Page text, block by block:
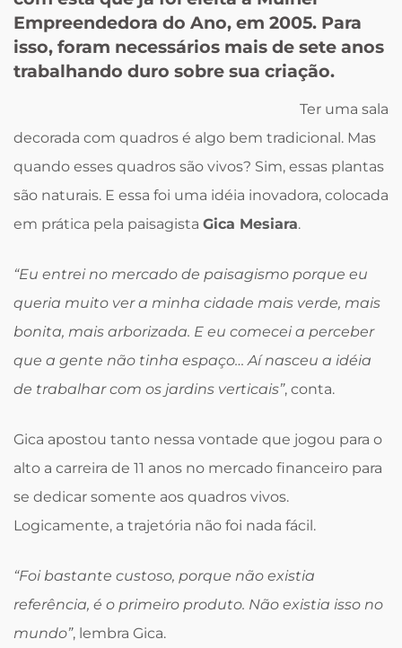
Empreendedora do Ano, em 2005. Para
isso, foram necessários mais de sete anos
trabalhando duro sobre sua criação.
Ter uma sala
decorada com quadros é algo bem tradicional. Mas
quando esses quadros são vivos? Sim, essas plantas
são naturais. E essa foi uma idéia inovadora, colocada
em prática pela paisagista Gica Mesiara.
“Eu entrei no mercado de paisagismo porque eu
queria muito ver a minha cidade mais verde, mais
bonita, mais arborizada. E eu comecei a perceber
que a gente não tinha espaço… Aí nasceu a idéia
de trabalhar com os jardins verticais”, conta.
Gica apostou tanto nessa vontade que jogou para o
alto a carreira de 11 anos no mercado financeiro para
se dedicar somente aos quadros vivos.
Logicamente, a trajetória não foi nada fácil.
“Foi bastante custoso, porque não existia
referência, é o primeiro produto. Não existia isso no
mundo”, lembra Gica.